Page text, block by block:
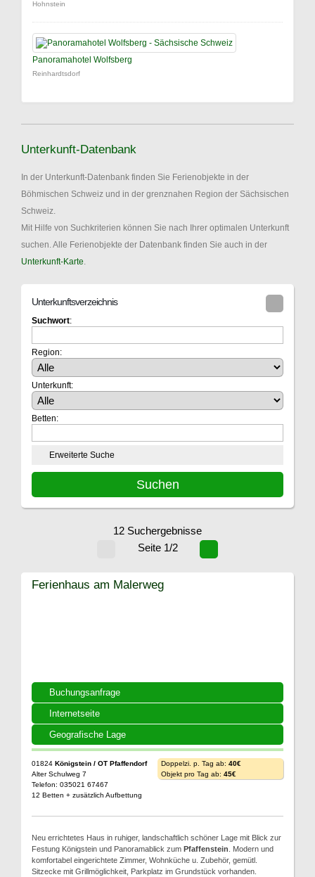
Hohnstein
Panoramahotel Wolfsberg
Reinhardtsdorf
Unterkunft-Datenbank
In der Unterkunft-Datenbank finden Sie Ferienobjekte in der
Böhmischen Schweiz und in der grenznahen Region der Sächsischen
Schweiz.
Mit Hilfe von Suchkriterien können Sie nach Ihrer optimalen Unterkunft
suchen. Alle Ferienobjekte der Datenbank finden Sie auch in der
Unterkunft-Karte
Unterkunftsverzeichnis
Suchwort:
Region:
Unterkunft:
Betten:
Erweiterte Suche
12 Suchergebnisse
Seite 1/2
Buchungsanfrage
Internetseite
Geografische Lage
Ferienhaus am Malerweg
01824 Königstein / OT Pfaffendorf
Alter Schulweg 7
Telefon: 035021 67467
12 Betten + zusätzlich Aufbettung
Doppelzi. p. Tag ab: 40€
Objekt pro Tag ab: 45€
Neu errichtetes Haus in ruhiger, landschaftlich schöner Lage mit Blick zur
Festung Königstein und Panoramablick zum Pfaffenstein . Modern und
komfortabel eingerichtete Zimmer, Wohnküche u. Zubehör, gemütl.
Sitzecke mit Grillmöglichkeit, Parkplatz im Grundstück vorhanden.